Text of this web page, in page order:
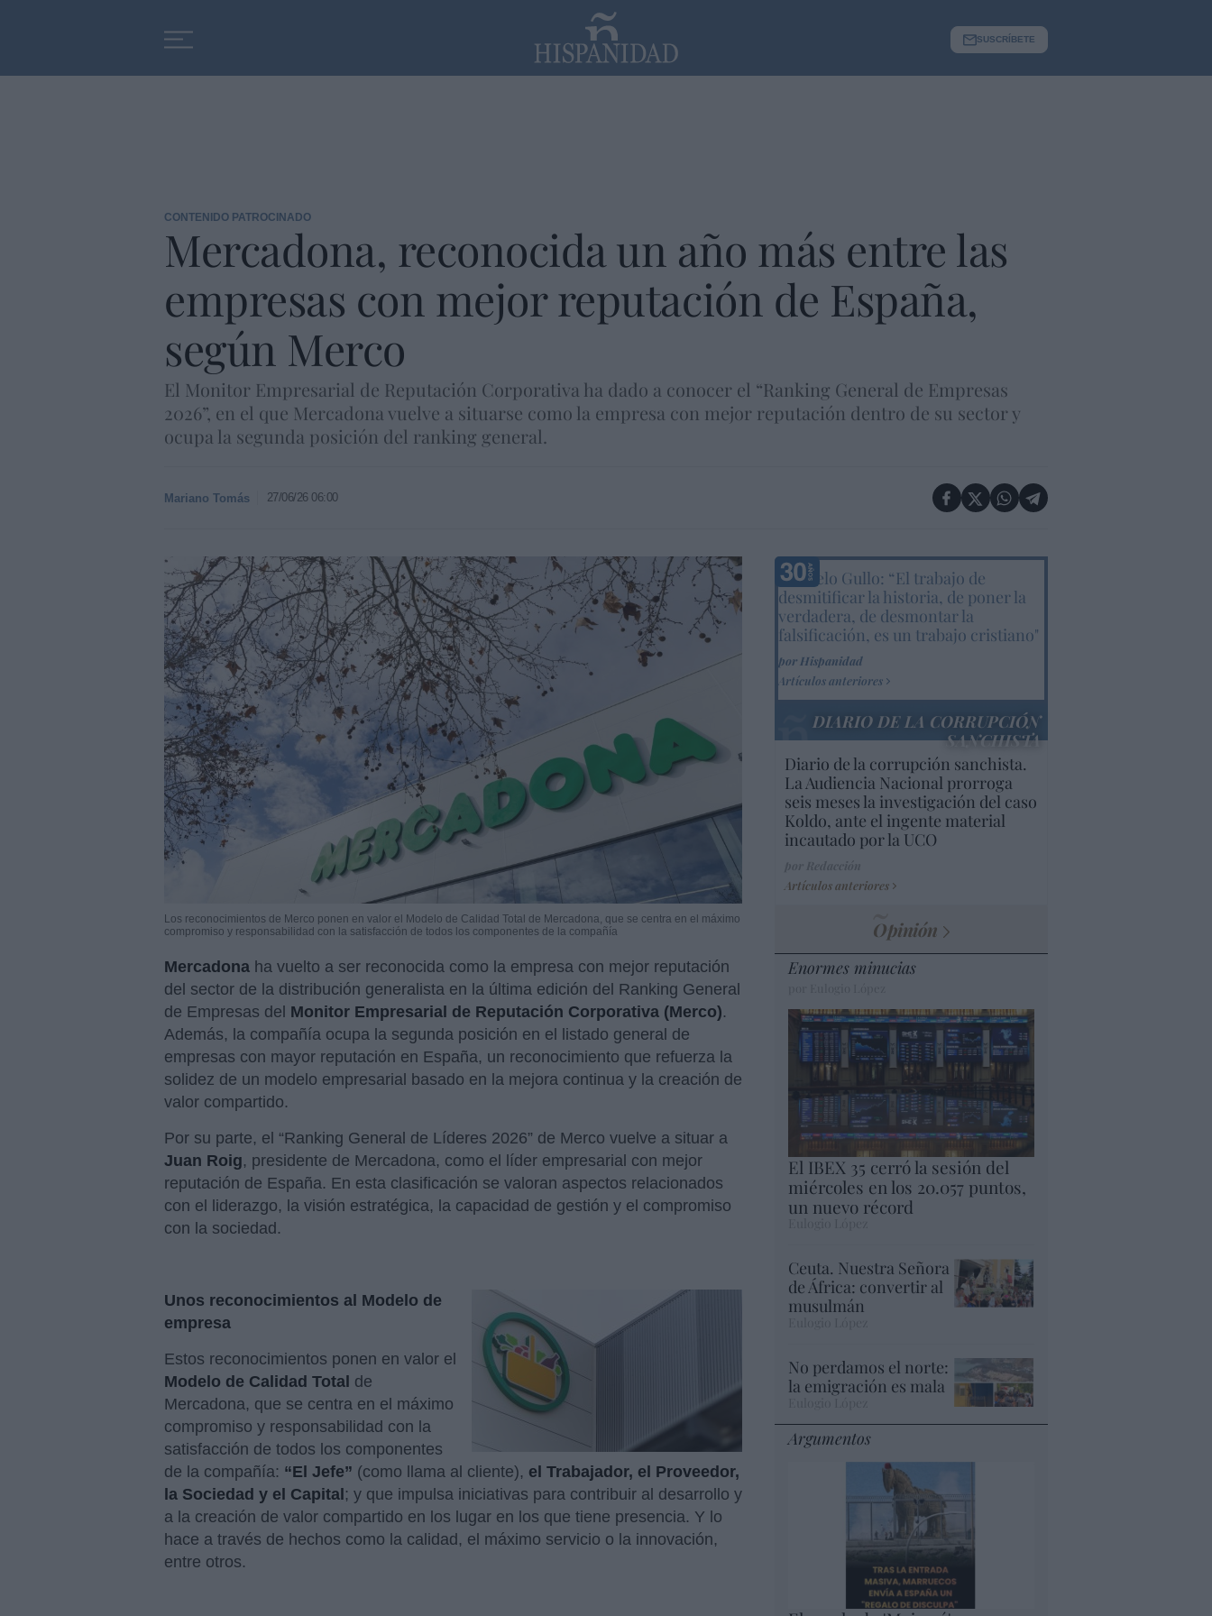
SUSCRÍBETE
CONTENIDO PATROCINADO
Mercadona, reconocida un año más entre las
empresas con mejor reputación de España,
según Merco
El Monitor Empresarial de Reputación Corporativa ha dado a conocer el “Ranking General de Empresas
2026”, en el que Mercadona vuelve a situarse como la empresa con mejor reputación dentro de su sector y
ocupa la segunda posición del ranking general.
Mariano Tomás 27/06/26 06:00
Los reconocimientos de Merco ponen en valor el Modelo de Calidad Total de Mercadona, que se centra en el máximo
compromiso y responsabilidad con la satisfacción de todos los componentes de la compañía
Mercadona ha vuelto a ser reconocida como la empresa con mejor reputación
del sector de la distribución generalista en la última edición del Ranking General
de Empresas del Monitor Empresarial de Reputación Corporativa (Merco).
Además, la compañía ocupa la segunda posición en el listado general de
empresas con mayor reputación en España, un reconocimiento que refuerza la
solidez de un modelo empresarial basado en la mejora continua y la creación de
valor compartido.
Por su parte, el “Ranking General de Líderes 2026” de Merco vuelve a situar a
Juan Roig, presidente de Mercadona, como el líder empresarial con mejor
reputación de España. En esta clasificación se valoran aspectos relacionados
con el liderazgo, la visión estratégica, la capacidad de gestión y el compromiso
con la sociedad.
Unos reconocimientos al Modelo de
empresa
Estos reconocimientos ponen en valor el
Modelo de Calidad Total de
Mercadona, que se centra en el máximo
compromiso y responsabilidad con la
satisfacción de todos los componentes
de la compañía: “El Jefe” (como llama al cliente), el Trabajador, el Proveedor,
la Sociedad y el Capital; y que impulsa iniciativas para contribuir al desarrollo y
a la creación de valor compartido en los lugar en los que tiene presencia. Y lo
hace a través de hechos como la calidad, el máximo servicio o la innovación,
entre otros.
Marcelo Gullo: “El trabajo de
desmitificar la historia, de poner la
verdadera, de desmontar la
falsificación, es un trabajo cristiano"
por Hispanidad
Artículos anteriores
DIARIO DE LA CORRUPCIÓN
SANCHISTA
Diario de la corrupción sanchista.
La Audiencia Nacional prorroga
seis meses la investigación del caso
Koldo, ante el ingente material
incautado por la UCO
Artículos anteriores
Opinión
Enormes minucias
El IBEX 35 cerró la sesión del
miércoles en los 20.057 puntos,
un nuevo récord
Ceuta. Nuestra Señora
de África: convertir al
musulmán
No perdamos el norte:
la emigración es mala
Argumentos